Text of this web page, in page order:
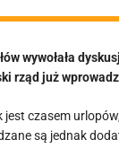
wywołała
rząd już
jest czasem
są jednak